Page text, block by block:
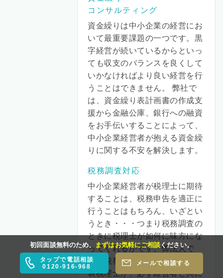
初回面談無料のため、 まずはお気軽にご相談 ください。
タップで電話相談
0120-916-968
メールで相談する
コンサルティング
資金繰りは中小企業の経営にお
いて最重要課題の一つです。黒
字経営が続いているからといっ
ても収支のバランスを良くして
いかなければより良い経営を行
うことはできません。 弊社で
は、資金繰り表計画書の作成支
援から金融公庫、銀行への融資
をお手伝いすることによって、
中小企業経営者が抱える資金繰
りに関する不安を解決します。
税務調査対応
中小企業経営者が税理士に期待
することは、税務申告を適正に
行うことはもちろん、いざとい
うとき・・・つまり税務調査の
ときに税理士が如何に味方にな
ってくれるかです。弊法人で
は、税務調査の経験が豊富な代
表税理士が、必ず経営者と共に